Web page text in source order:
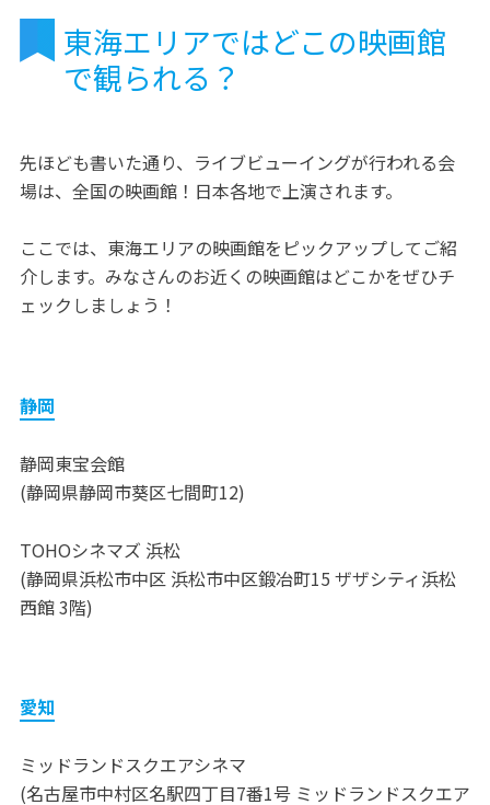
東海エリアではどこの映画館
で観られる？
先ほども書いた通り、ライブビューイングが行われる会
場は、全国の映画館！日本各地で上演されます。
ここでは、東海エリアの映画館をピックアップしてご紹
介します。みなさんのお近くの映画館はどこかをぜひチ
ェックしましょう！
静岡
静岡東宝会館
(静岡県静岡市葵区七間町12)
TOHOシネマズ 浜松
(静岡県浜松市中区 浜松市中区鍛冶町15 ザザシティ浜松
西館 3階)
愛知
ミッドランドスクエアシネマ
(名古屋市中村区名駅四丁目7番1号 ミッドランドスクエア